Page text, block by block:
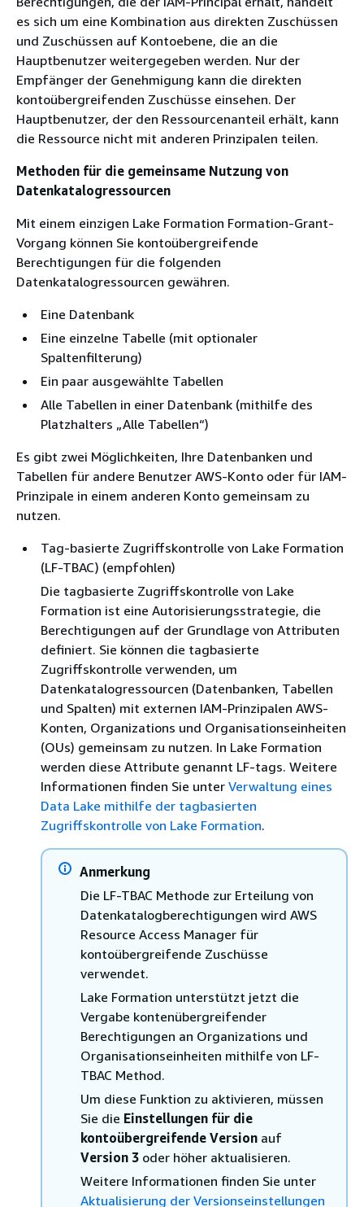
es sich um eine Kombination aus direkten Zuschüssen
und Zuschüssen auf Kontoebene, die an die
Hauptbenutzer weitergegeben werden. Nur der
Empfänger der Genehmigung kann die direkten
kontoübergreifenden Zuschüsse einsehen. Der
Hauptbenutzer, der den Ressourcenanteil erhält, kann
die Ressource nicht mit anderen Prinzipalen teilen.
Methoden für die gemeinsame Nutzung von
Datenkatalogressourcen
Mit einem einzigen Lake Formation Formation-Grant-
Vorgang können Sie kontoübergreifende
Berechtigungen für die folgenden
Datenkatalogressourcen gewähren.
Eine Datenbank
Eine einzelne Tabelle (mit optionaler
Spaltenfilterung)
Ein paar ausgewählte Tabellen
Alle Tabellen in einer Datenbank (mithilfe des
Platzhalters „Alle Tabellen“)
Es gibt zwei Möglichkeiten, Ihre Datenbanken und
Tabellen für andere Benutzer AWS-Konto oder für IAM-
Prinzipale in einem anderen Konto gemeinsam zu
nutzen.
Tag-basierte Zugriffskontrolle von Lake Formation
(LF-TBAC) (empfohlen)
Die tagbasierte Zugriffskontrolle von Lake
Formation ist eine Autorisierungsstrategie, die
Berechtigungen auf der Grundlage von Attributen
definiert. Sie können die tagbasierte
Zugriffskontrolle verwenden, um
Datenkatalogressourcen (Datenbanken, Tabellen
und Spalten) mit externen IAM-Prinzipalen AWS-
Konten, Organizations und Organisationseinheiten
(OUs) gemeinsam zu nutzen. In Lake Formation
werden diese Attribute genannt LF-tags. Weitere
Informationen finden Sie unter Verwaltung eines
Data Lake mithilfe der tagbasierten
Zugriffskontrolle von Lake Formation.
Anmerkung
Die LF-TBAC Methode zur Erteilung von
Datenkatalogberechtigungen wird AWS
Resource Access Manager für
kontoübergreifende Zuschüsse
verwendet.
Lake Formation unterstützt jetzt die
Vergabe kontenübergreifender
Berechtigungen an Organizations und
Organisationseinheiten mithilfe von LF-
TBAC Method.
Um diese Funktion zu aktivieren, müssen
Sie die Einstellungen für die
kontoübergreifende Version auf
Version 3 oder höher aktualisieren.
Weitere Informationen finden Sie unter
Aktualisierung der Versionseinstellungen